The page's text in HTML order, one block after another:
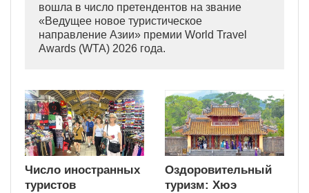
вошла в число претендентов на звание
«Ведущее новое туристическое
направление Азии» премии World Travel
Awards (WTA) 2026 года.
Число иностранных
туристов
Оздоровительный
туризм: Хюэ